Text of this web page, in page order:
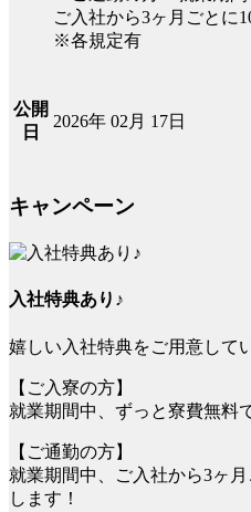
ご入社から3ヶ月ごとに
※各規定有
公開
日
2026年 02月 17日
キャンペーン
入社特典あり♪
嬉しい入社特典をご用意して
【ご入寮の方】
就業期間中、ずっと寮費無料
【ご通勤の方】
就業期間中、ご入社から3ヶ
します！